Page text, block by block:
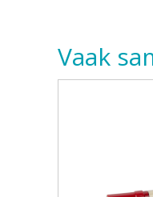
Vaak